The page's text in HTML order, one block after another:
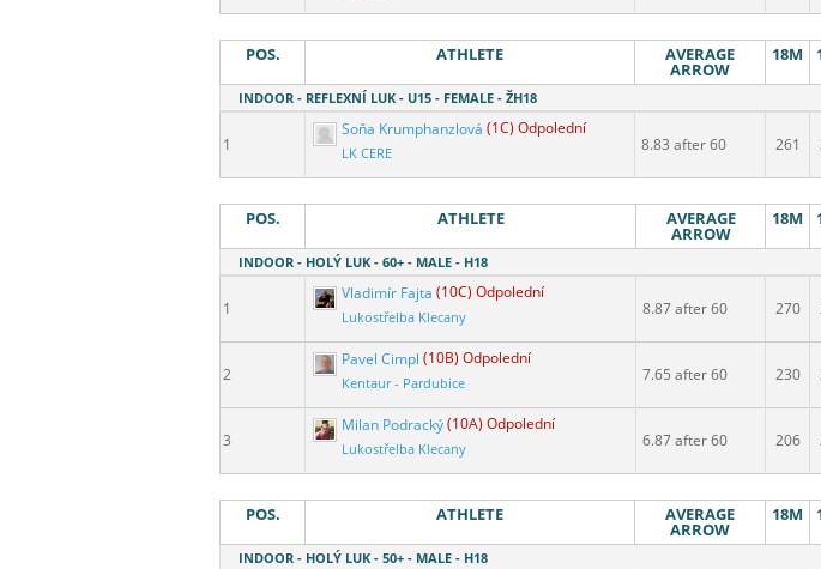
POS. ATHLETE AVERAGE
ARROW
18M
INDOOR - REFLEXNÍ LUK - U15 - FEMALE - ŽH18
1
Soňa Krumphanzlová (1C) Odpolední
LK CERE 8.83 after 60 261
POS. ATHLETE AVERAGE
ARROW
18M
INDOOR - HOLÝ LUK - 60+ - MALE - H18
1
Vladimír Fajta (10C) Odpolední
Lukostřelba Klecany 8.87 after 60 270
2
Pavel Cimpl (10B) Odpolední
Kentaur - Pardubice 7.65 after 60 230
3
Milan Podracký(10A) Odpolední
Lukostřelba Klecany 6.87 after 60 206
POS. ATHLETE AVERAGE
ARROW
18M
INDOOR - HOLÝ LUK - 50+ - MALE - H18